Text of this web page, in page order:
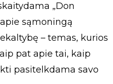
„Don
sąmoningą
– temas, kurios
pat apie tai, kaip
pasitelkdama savo